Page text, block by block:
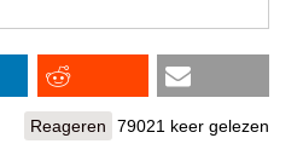
Reageren 79021 keer gelezen